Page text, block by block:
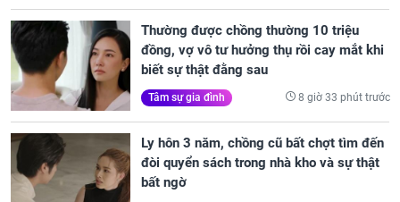
Thường được chồng thường 10 triệu
đồng, vợ vô tư hưởng thụ rồi cay mắt khi
biết sự thật đằng sau
Tâm sự gia đình 8 giờ 33 phút trước
Ly hôn 3 năm, chồng cũ bất chợt tìm đến
đòi quyển sách trong nhà kho và sự thật
bất ngờ